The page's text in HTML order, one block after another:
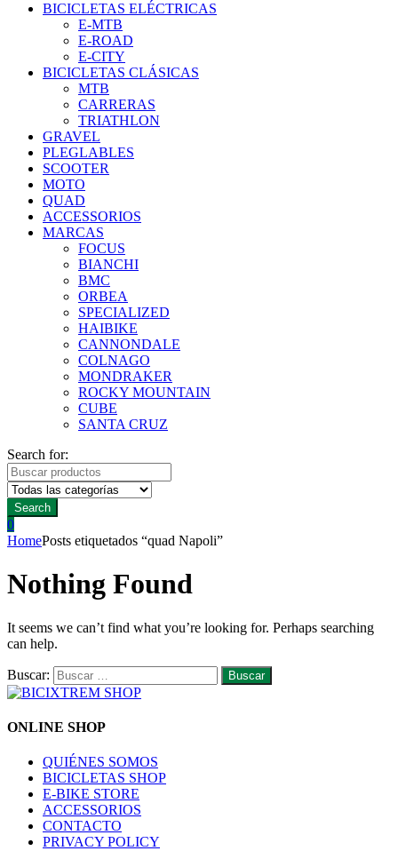
BICICLETAS ELÉCTRICAS
E-MTB
E-ROAD
E-CITY
BICICLETAS CLÁSICAS
MTB
CARRERAS
TRIATHLON
GRAVEL
PLEGLABLES
SCOOTER
MOTO
QUAD
ACCESSORIOS
MARCAS
FOCUS
BIANCHI
BMC
ORBEA
SPECIALIZED
HAIBIKE
CANNONDALE
COLNAGO
MONDRAKER
ROCKY MOUNTAIN
CUBE
SANTA CRUZ
Search for:
Search
0
HomePosts etiquetados “quad Napoli”
Nothing Found
It seems we can’t find what you’re looking for. Perhaps searching
can help.
Buscar:
ONLINE SHOP
QUIÉNES SOMOS
BICICLETAS SHOP
E-BIKE STORE
ACCESSORIOS
CONTACTO
PRIVACY POLICY